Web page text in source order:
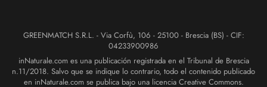
GREENMATCH S.R.L. - Via Corfù, 106 - 25100 - Brescia (BS) - CIF:
04233900986
inNaturale.com es una publicación registrada en el Tribunal de Brescia
n.11/2018. Salvo que se indique lo contrario, todo el contenido publicado
en inNaturale.com se publica bajo una licencia Creative Commons.